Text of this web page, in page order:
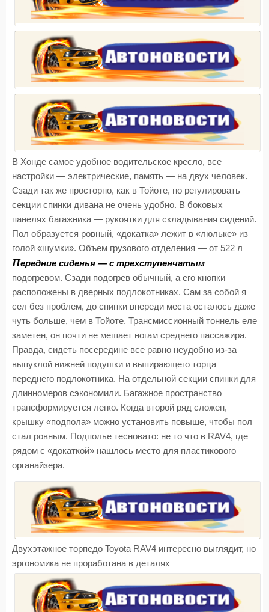
В Хонде самое удобное водительское кресло, все
настройки — электрические, память — на двух человек.
Сзади так же просторно, как в Тойоте, но регулировать
секции спинки дивана не очень удобно. В боковых
панелях багажника — рукоятки для складывания сидений.
Пол образуется ровный, «докатка» лежит в «люльке» из
голой «шумки». Объем грузового отделения — от 522 л
Передние сиденья — с трехступенчатым
подогревом. Сзади подогрев обычный, а его кнопки
расположены в дверных подлокотниках. Сам за собой я
сел без проблем, до спинки впереди места осталось даже
чуть больше, чем в Тойоте. Трансмиссионный тоннель еле
заметен, он почти не мешает ногам среднего пассажира.
Правда, сидеть посередине все равно неудобно из-за
выпуклой нижней подушки и выпирающего торца
переднего подлокотника. На отдельной секции спинки для
длинномеров сэкономили. Багажное пространство
трансформируется легко. Когда второй ряд сложен,
крышку «подпола» можно установить повыше, чтобы пол
стал ровным. Подполье тесновато: не то что в RAV4, где
рядом с «докаткой» нашлось место для пластикового
органайзера.
Двухэтажное торпедо Toyota RAV4 интересно выглядит, но
эргономика не проработана в деталях